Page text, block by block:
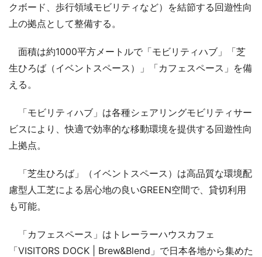
クボード、歩行領域モビリティなど）を結節する回遊性向
上の拠点として整備する。
面積は約1000平方メートルで「モビリティハブ」「芝
生ひろば（イベントスペース）」「カフェスペース」を備
える。
「モビリティハブ」は各種シェアリングモビリティサー
ビスにより、快適で効率的な移動環境を提供する回遊性向
上拠点。
「芝生ひろば」（イベントスペース）は高品質な環境配
慮型人工芝による居心地の良いGREEN空間で、貸切利用
も可能。
「カフェスペース」はトレーラーハウスカフェ
「VISITORS DOCK | Brew&Blend」で日本各地から集めた